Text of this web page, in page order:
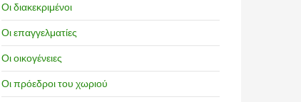
Οι διακεκριμένοι
Οι επαγγελματίες
Οι οικογένειες
Οι πρόεδροι του χωριού